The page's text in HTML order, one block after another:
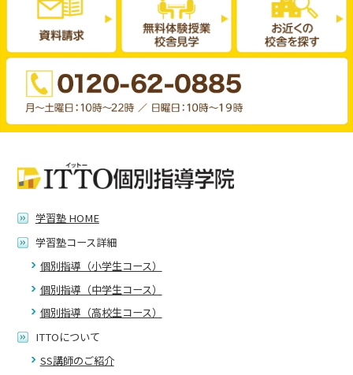
学習塾 HOME
学習塾コース詳細
個別指導（小学生コース）
個別指導（中学生コース）
個別指導（高校生コース）
ITTOについて
SS講師のご紹介